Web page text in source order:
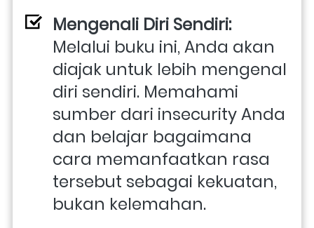
Melalui buku ini, Anda akan
diajak untuk lebih mengenal
diri sendiri. Memahami
sumber dari insecurity Anda
dan belajar bagaimana
cara memanfaatkan rasa
tersebut sebagai kekuatan,
bukan kelemahan.